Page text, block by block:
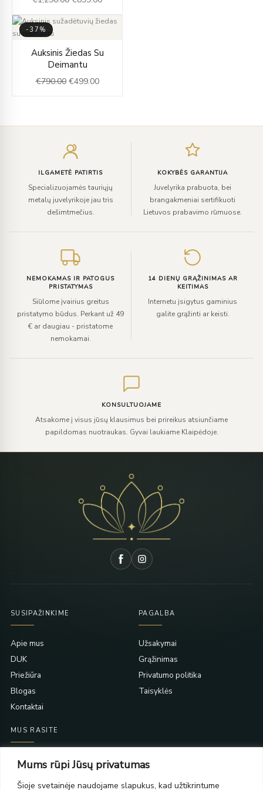
Mums rūpi Jūsų privatumas
Šioje svetainėje naudojame slapukus, kad užtikrintume
-37%
Auksinis Žiedas Su
Deimantu
€790.00
Original
price
was:
€790.00.
€499.00
price
€499.00.
ILGAMETĖ PATIRTIS
Specializuojamės tauriųjų
metalų juvelyrikoje jau tris
dešimtmečius.
KOKYBĖS GARANTIJA
Juvelyrika prabuota, bei
brangakmeniai sertifikuoti
Lietuvos prabavimo rūmuose.
NEMOKAMAS IR PATOGUS
PRISTATYMAS
Siūlome įvairius greitus
pristatymo būdus. Perkant už 49
€ ar daugiau - pristatome
nemokamai.
14 DIENŲ GRĄŽINIMAS AR
KEITIMAS
Internetu įsigytus gaminius
galite grąžinti ar keisti.
KONSULTUOJAME
Atsakome į visus jūsų klausimus bei prireikus atsiunčiame
papildomas nuotraukas. Gyvai laukiame Klaipėdoje.
SUSIPAŽINKIME
Apie mus
DUK
Priežiūra
Blogas
Kontaktai
PAGALBA
Užsakymai
Grąžinimas
Privatumo politika
Taisyklės
MUS RASITE
Taikos pr. 139
PC Molas, Klaipėda
Taikos pr. 141